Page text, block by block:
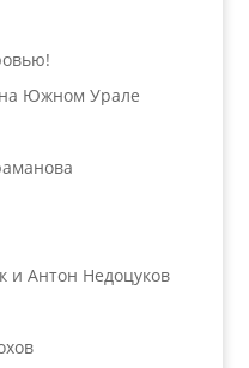
Южном Урале
и Антон Недоцуков